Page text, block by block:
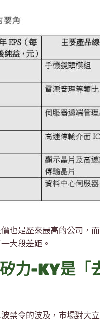
也是歷來最高的公司，
大段差距。
力-KY是「
禁令的波及，市場對大